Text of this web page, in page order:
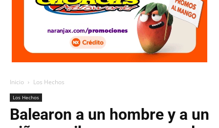
Inicio Los Hechos
Los Hechos
Balearon a un hombre y a un